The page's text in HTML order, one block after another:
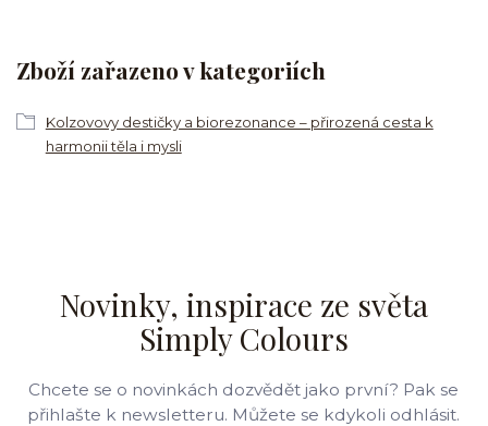
Zboží zařazeno v kategoriích
Kolzovovy destičky a biorezonance – přirozená cesta k
harmonii těla i mysli
Novinky, inspirace ze světa
Simply Colours
Chcete se o novinkách dozvědět jako první? Pak se
přihlašte k newsletteru. Můžete se kdykoli odhlásit.